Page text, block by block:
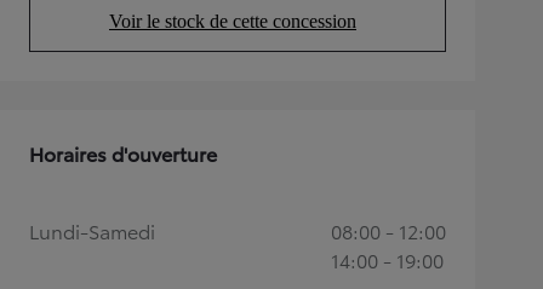
Voir le stock de cette concession
(Opens in new tab)
Horaires d'ouverture
Lundi-Samedi
08:00 - 12:00
14:00 - 19:00